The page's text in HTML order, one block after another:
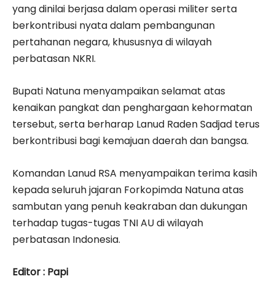
yang dinilai berjasa dalam operasi militer serta
berkontribusi nyata dalam pembangunan
pertahanan negara, khususnya di wilayah
perbatasan NKRI.
Bupati Natuna menyampaikan selamat atas
kenaikan pangkat dan penghargaan kehormatan
tersebut, serta berharap Lanud Raden Sadjad terus
berkontribusi bagi kemajuan daerah dan bangsa.
Komandan Lanud RSA menyampaikan terima kasih
kepada seluruh jajaran Forkopimda Natuna atas
sambutan yang penuh keakraban dan dukungan
terhadap tugas-tugas TNI AU di wilayah
perbatasan Indonesia.
Editor : Papi